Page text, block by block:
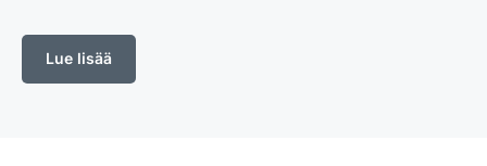
Lue lisää